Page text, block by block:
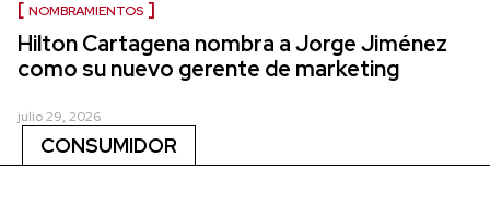
NOMBRAMIENTOS
Hilton Cartagena nombra a Jorge Jiménez
como su nuevo gerente de marketing
julio 29, 2026
CONSUMIDOR